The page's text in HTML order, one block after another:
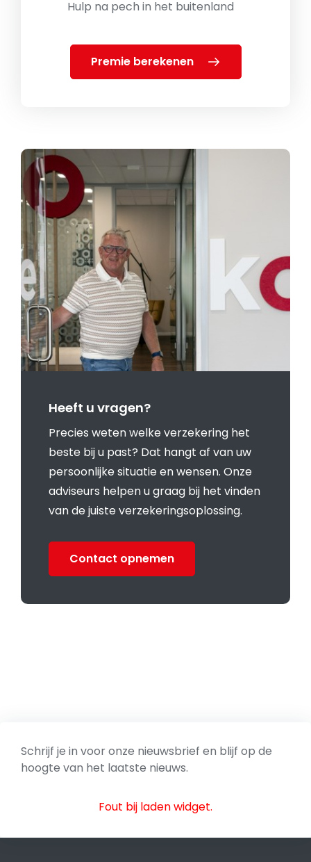
Hulp na pech in het buitenland
Premie berekenen
Heeft u vragen?
Precies weten welke verzekering het
beste bij u past? Dat hangt af van uw
persoonlijke situatie en wensen. Onze
adviseurs helpen u graag bij het vinden
van de juiste verzekeringsoplossing.
Contact opnemen
Schrijf je in voor onze nieuwsbrief en blijf op de
hoogte van het laatste nieuws.
Fout bij laden widget.